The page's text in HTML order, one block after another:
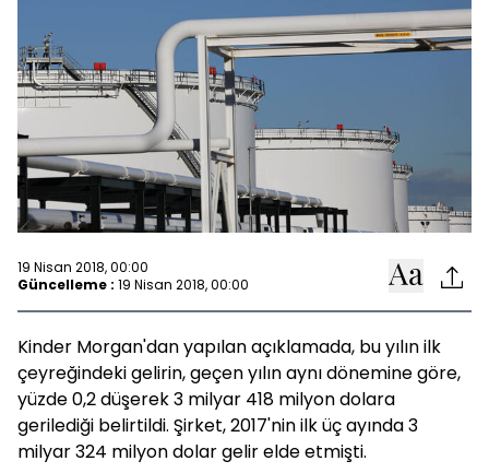
19 Nisan 2018, 00:00
Güncelleme : 19 Nisan 2018, 00:00
Kinder Morgan'dan yapılan açıklamada, bu yılın ilk
çeyreğindeki gelirin, geçen yılın aynı dönemine göre,
yüzde 0,2 düşerek 3 milyar 418 milyon dolara
gerilediği belirtildi. Şirket, 2017'nin ilk üç ayında 3
milyar 324 milyon dolar gelir elde etmişti.